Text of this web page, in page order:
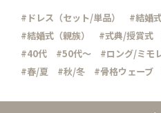
#ドレス（セット/単品）
#結婚
#結婚式（親族）
#式典/授賞式
#40代
#50代～ #ロング/ミモ
#春/夏
#秋/冬 #骨格ウェーブ